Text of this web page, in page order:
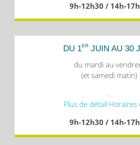
9h-12h30 / 14h-
DU 1ER JUIN AU 30
du mardi au
(et samedi matin)
.
Plus de détail Horaires
9h-12h30 / 14h-